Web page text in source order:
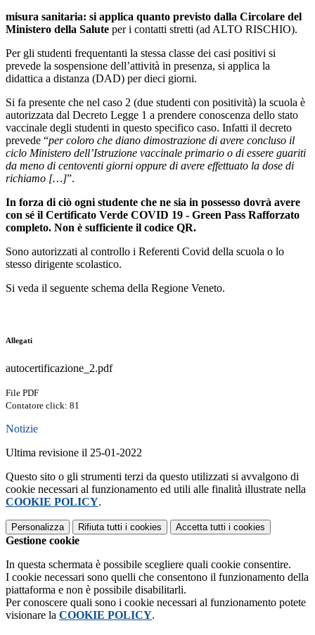
misura sanitaria: si applica quanto previsto dalla Circolare del
Ministero della Salute per i contatti stretti (ad ALTO RISCHIO).
Per gli studenti frequentanti la stessa classe dei casi positivi si
prevede la sospensione dell’attività in presenza, si applica la
didattica a distanza (DAD) per dieci giorni.
Si fa presente che nel caso 2 (due studenti con positività) la scuola è
autorizzata dal Decreto Legge 1 a prendere conoscenza dello stato
vaccinale degli studenti in questo specifico caso. Infatti il decreto
prevede “per coloro che diano dimostrazione di avere concluso il
ciclo Ministero dell’Istruzione vaccinale primario o di essere guariti
da meno di centoventi giorni oppure di avere effettuato la dose di
richiamo […]”.
In forza di ciò ogni studente che ne sia in possesso dovrà avere
con sé il Certificato Verde COVID 19 - Green Pass Rafforzato
completo. Non è sufficiente il codice QR.
Sono autorizzati al controllo i Referenti Covid della scuola o lo
stesso dirigente scolastico.
Si veda il seguente schema della Regione Veneto.
Allegati
autocertificazione_2.pdf
File PDF
Contatore click: 81
Notizie
Ultima revisione il 25-01-2022
Questo sito o gli strumenti terzi da questo utilizzati si avvalgono di
cookie necessari al funzionamento ed utili alle finalità illustrate nella
COOKIE POLICY.
Personalizza Rifiuta tutti i cookies Accetta tutti i cookies
Gestione cookie
In questa schermata è possibile scegliere quali cookie consentire.
I cookie necessari sono quelli che consentono il funzionamento della
piattaforma e non è possibile disabilitarli.
Per conoscere quali sono i cookie necessari al funzionamento potete
visionare la COOKIE POLICY.